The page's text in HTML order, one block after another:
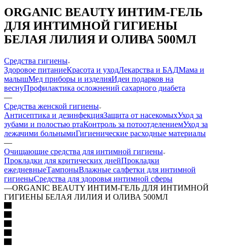
ORGANIC BEAUTY ИНТИМ-ГЕЛЬ
ДЛЯ ИНТИМНОЙ ГИГИЕНЫ
БЕЛАЯ ЛИЛИЯ И ОЛИВА 500МЛ
Средства гигиены
Здоровое питаниеКрасота и уходЛекарства и БАДМама и
малышМед приборы и изделияИдеи подарков на
веснуПрофилактика осложнений сахарного диабета
—
Средства женской гигиены
Антисептика и дезинфекцияЗащита от насекомыхУход за
зубами и полостью ртаКонтроль за потоотделениемУход за
лежачими больнымиГигиенические расходные материалы
—
Очищающие средства для интимной гигиены
Прокладки для критических днейПрокладки
ежедневныеТампоныВлажные салфетки для интимной
гигиеныСредства для здоровья интимной сферы
—ORGANIC BEAUTY ИНТИМ-ГЕЛЬ ДЛЯ ИНТИМНОЙ
ГИГИЕНЫ БЕЛАЯ ЛИЛИЯ И ОЛИВА 500МЛ